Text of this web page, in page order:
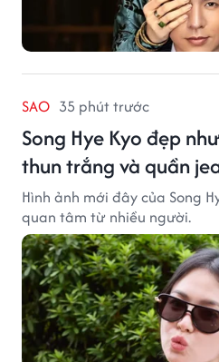
SAO 35 phút trước
Song Hye Kyo đẹp
thun trắng và quần
Hình ảnh mới đây của Song
quan tâm từ nhiều người.